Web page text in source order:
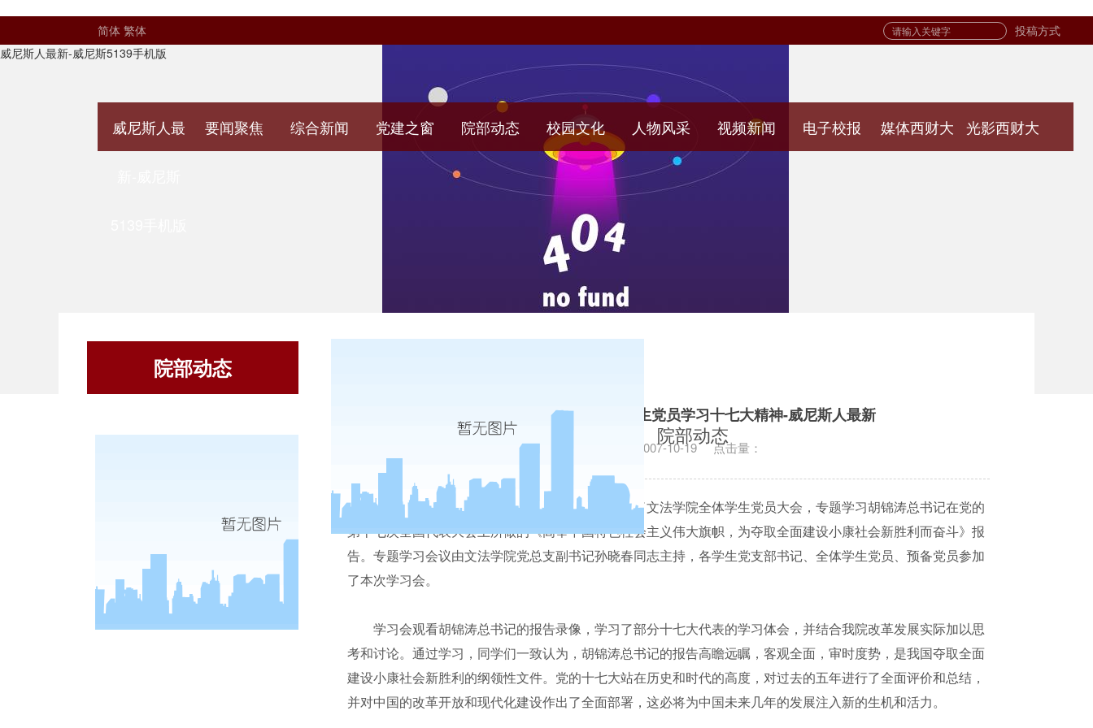
简体 繁体
投稿方式
威尼斯人最新-威尼斯5139手机版
威尼斯人最 要闻聚焦 综合新闻 党建之窗 院部动态 校园文化 人物风采 视频新闻 电子校报 媒体西财大 光影西财大
院部动态
院部动态
文法学院党总支组织全体学生党员学习十七大精神-威尼斯人最新
发布日期：2007-10-19 点击量：
文法学院党总支 —18
日晚分别组织召开了文法学院全体学生党员大会，专题学习胡锦涛总书记在党的
第十七次全国代表大会上所做的《高举中国特色社会主义伟大旗帜，为夺取全面建设小康社会新胜利而奋斗》报
告。专题学习会议由文法学院党总支副书记孙晓春同志主持，各学生党支部书记、全体学生党员、预备党员参加
了本次学习会。
学习会观看胡锦涛总书记的报告录像，学习了部分十七大代表的学习体会，并结合我院改革发展实际加以思
考和讨论。通过学习，同学们一致认为，胡锦涛总书记的报告高瞻远瞩，客观全面，审时度势，是我国夺取全面
建设小康社会新胜利的纲领性文件。党的十七大站在历史和时代的高度，对过去的五年进行了全面评价和总结，
并对中国的改革开放和现代化建设作出了全面部署，这必将为中国未来几年的发展注入新的生机和活力。